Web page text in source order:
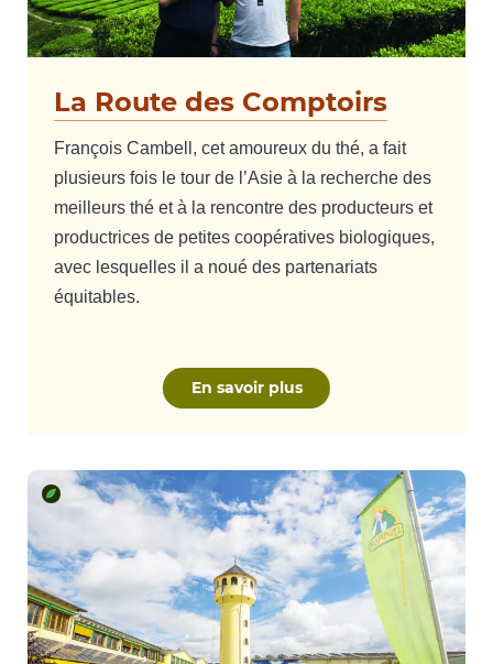
La Route des Comptoirs
François Cambell, cet amoureux du thé, a fait
plusieurs fois le tour de l’Asie à la recherche des
meilleurs thé et à la rencontre des producteurs et
productrices de petites coopératives biologiques,
avec lesquelles il a noué des partenariats
équitables.
En savoir plus